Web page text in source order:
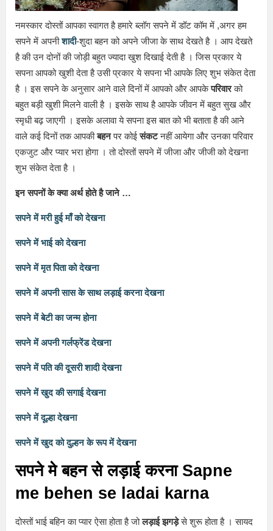
नमस्कार दोस्तों आपका स्वागत है हमारे ब्लॉग सपने में डॉट कॉम में ,अगर हम
सपने में अपनीशादी-शुदा बहन को अपने जीजा के साथ देखते है । आप देखते
है की उन दोनों की जोड़ी बहुत ज्यादा खुश दिखाई देती है । जिस प्रकार ये
सपना आपको खुशी देता है उसी प्रकार ये सपना भी आपके लिए शुभ संकेत देता
है । इस सपने के अनुसार आने वाले दिनों में आपको और आपकेपरिवारको
बहुत बड़ी खुशी मिलने वाली है । इसके साथ है आपके जीवन में बहुत सुख और
स्मृधी बढ़ जाएगी । इसके अलावा ये सपना इस बात को भी बताता है की आने
वाले कई दिनों तक आपकीबहनपर कोईसंकटनहीं आयेगा और उनका परिवार
एकजुट और प्यार भरा होगा । तो दोस्तों सपने में जीजा और जीजी को देखना
शुभ संकेत देता है ।
इन सपनों के क्या अर्थ होते है जाने …
सपने में मरी हुई माँ को देखना
सपने में भाई को देखना
सपने में मृत पिता को देखना
सपने में अपनी सास के साथ लड़ाई करना देखना
सपने में बेटी का जन्म होना
सपने में अपनी गर्लफ्रेंड देखना
सपने में पति की दूसरी शादी देखना
सपने में खुद की सगाई देखना
सपने में दूल्हा देखना
सपने में खुद को दुल्हन के रूप में देखना
सपने मे बहन से लड़ाई करना Sapne
me behen se ladai karna
दोस्तों भाई बहिन का प्यार ऐसा होता है जोलड़ाई झगड़ेसे शुरू होता है । सायद